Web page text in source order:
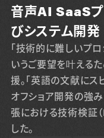
音声AI SaaS
びシステム開発
「技術的に難しいプ
いうご要望を叶える
援。「英語の文献にス
オフショア開発の強
張における技術検証
した。